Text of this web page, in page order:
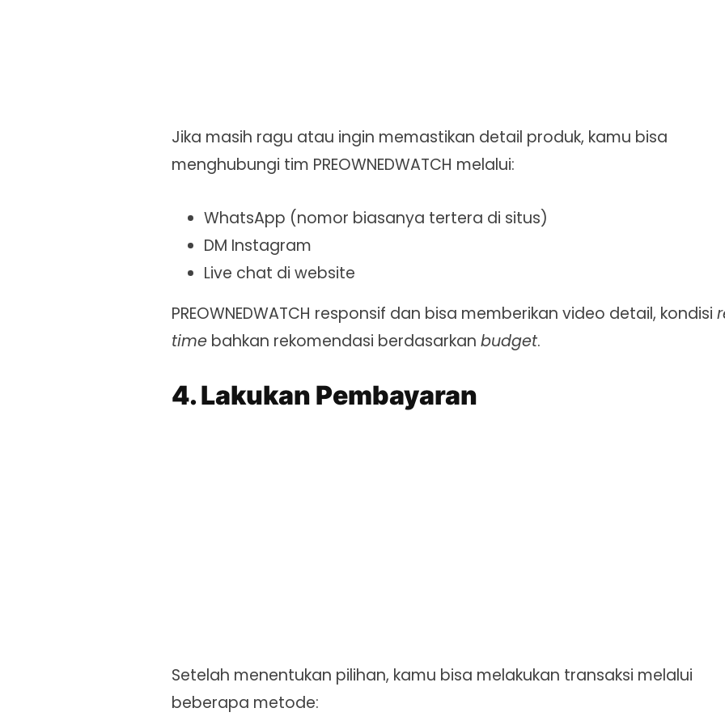
Jika masih ragu atau ingin memastikan detail produk, kamu bisa
menghubungi tim PREOWNEDWATCH melalui:
WhatsApp (nomor biasanya tertera di situs)
DM Instagram
Live chat di website
PREOWNEDWATCH responsif dan bisa memberikan video detail, kondisi
time bahkan rekomendasi berdasarkan budget.
4. Lakukan Pembayaran
Setelah menentukan pilihan, kamu bisa melakukan transaksi melalui
beberapa metode: